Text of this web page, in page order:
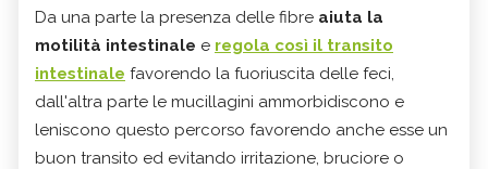
Da una parte la presenza delle fibre aiuta la
motilità intestinale e regola così il transito
intestinale favorendo la fuoriuscita delle feci,
dall'altra parte le mucillagini ammorbidiscono e
leniscono questo percorso favorendo anche esse un
buon transito ed evitando irritazione, bruciore o